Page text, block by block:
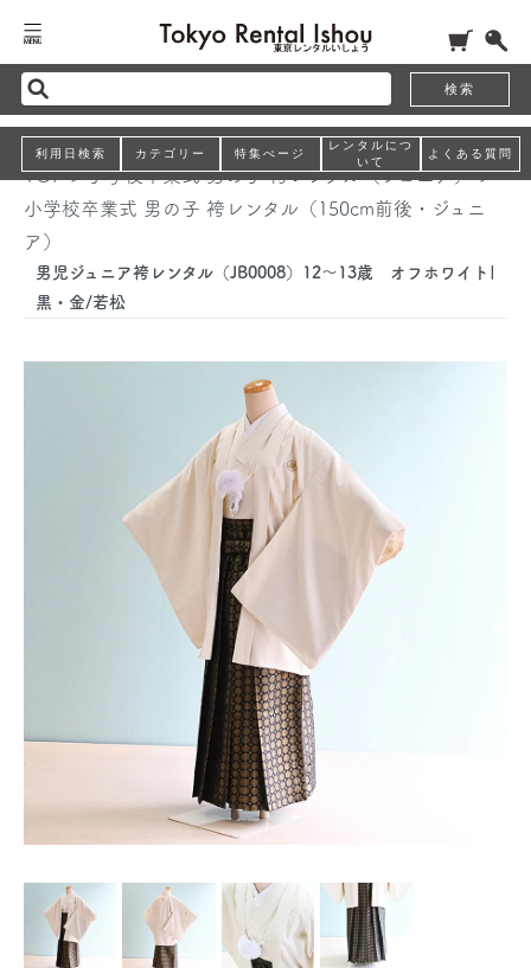
検索
利用日検索 カテゴリー 特集ぺージ
レンタルにつ
いて
よくある質問
TOP>小学校卒業式 男の子 袴レンタル（ジュニア）>
小学校卒業式 男の子 袴レンタル（150cm前後・ジュニ
ア）
男児ジュニア袴レンタル（JB0008）12～13歳 オフホワイト|
黒・金/若松